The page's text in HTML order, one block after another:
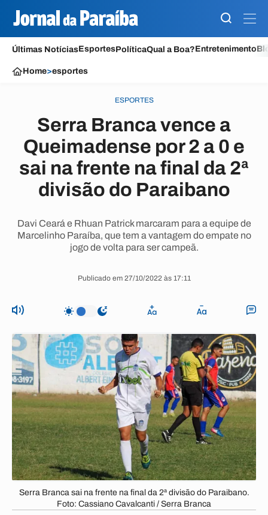
Últimas NotíciasEsportesPolíticaQual a Boa?Entretenimento
Home>esportes
ESPORTES
Serra Branca vence a
Queimadense por 2 a 0 e
sai na frente na final da 2ª
divisão do Paraibano
Davi Ceará e Rhuan Patrick marcaram para a equipe de
Marcelinho Paraíba, que tem a vantagem do empate no
jogo de volta para ser campeã.
Publicado em 27/10/2022 às 17:11
Serra Branca sai na frente na final da 2ª divisão do Paraibano.
Foto: Cassiano Cavalcanti / Serra Branca